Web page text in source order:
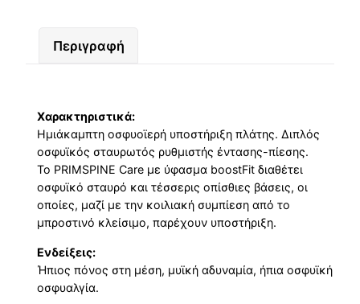
Περιγραφή
Χαρακτηριστικά:
Ημιάκαμπτη οσφυοϊερή υποστήριξη πλάτης. Διπλός
οσφυϊκός σταυρωτός ρυθμιστής έντασης-πίεσης.
Το PRIMSPINE Care με ύφασμα boostFit διαθέτει
οσφυϊκό σταυρό και τέσσερις οπίσθιες βάσεις, οι
οποίες, μαζί με την κοιλιακή συμπίεση από το
μπροστινό κλείσιμο, παρέχουν υποστήριξη.
Ενδείξεις:
Ήπιος πόνος στη μέση, μυϊκή αδυναμία, ήπια οσφυϊκή
οσφυαλγία.